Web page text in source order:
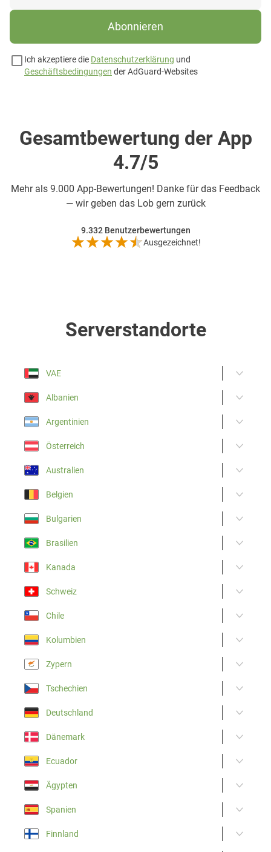
Abonnieren
Ich akzeptiere die Datenschutzerklärung und
Geschäftsbedingungen der AdGuard-Websites
Gesamtbewertung der App
4.7/5
Mehr als 9.000 App-Bewertungen! Danke für das Feedback
— wir geben das Lob gern zurück
9.332 Benutzerbewertungen
Ausgezeichnet!
Serverstandorte
VAE
Albanien
Argentinien
Österreich
Australien
Belgien
Bulgarien
Brasilien
Kanada
Schweiz
Chile
Kolumbien
Zypern
Tschechien
Deutschland
Dänemark
Ecuador
Ägypten
Spanien
Finnland